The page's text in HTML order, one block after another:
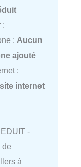
:
: Aucun
ajouté
:
internet
-
de
à